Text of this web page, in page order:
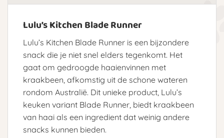
Lulu’s Kitchen Blade Runner
Lulu’s Kitchen Blade Runner is een bijzondere
snack die je niet snel elders tegenkomt. Het
gaat om gedroogde haaienvinnen met
kraakbeen, afkomstig uit de schone wateren
rondom Australië. Dit unieke product, Lulu’s
keuken variant Blade Runner, biedt kraakbeen
van haai als een ingredient dat weinig andere
snacks kunnen bieden.